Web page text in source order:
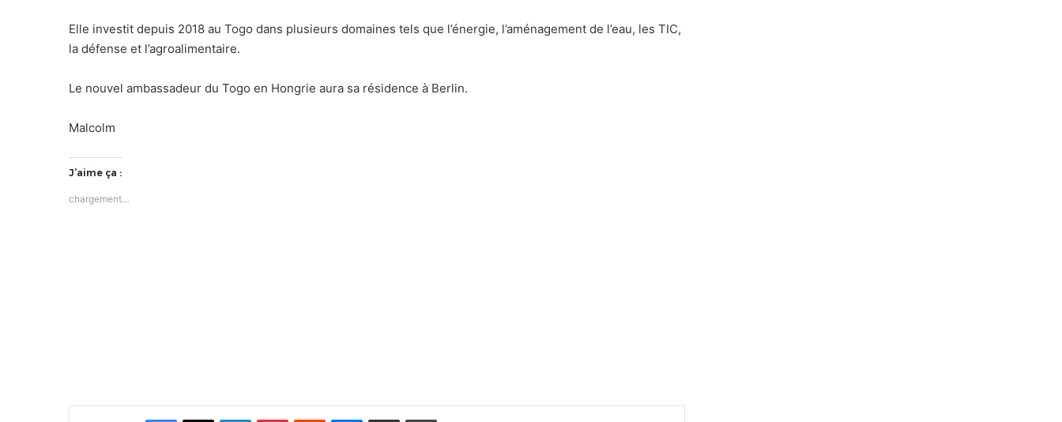
Elle investit depuis 2018 au Togo dans plusieurs domaines tels que l’énergie, l’aménagement de l’eau, les TIC,
la défense et l’agroalimentaire.
Le nouvel ambassadeur du Togo en Hongrie aura sa résidence à Berlin.
Malcolm
J’aime ça :
chargement…
FacebookX Linkedin PinterestReddit MessengerPartager par email Imprimer